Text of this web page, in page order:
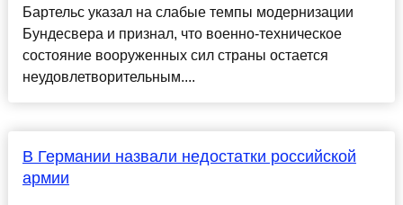
Бартельс указал на слабые темпы модернизации
Бундесвера и признал, что военно-техническое
состояние вооруженных сил страны остается
неудовлетворительным....
В Германии назвали недостатки российской
армии